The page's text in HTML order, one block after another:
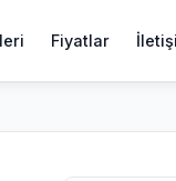
Fiyatlar